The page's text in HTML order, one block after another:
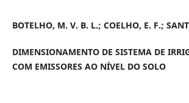
BOTELHO, M. V. B. L.; COELHO, E. F.;
DIMENSIONAMENTO DE SISTEMA DE
COM EMISSORES AO NÍVEL DO SOLO